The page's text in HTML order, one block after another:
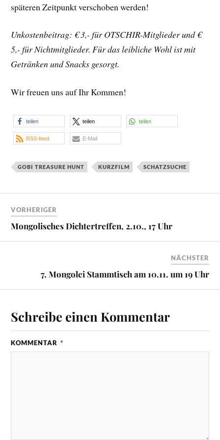
späteren Zeitpunkt verschoben werden!
Unkostenbeitrag: € 3,- für OTSCHIR-Mitglieder und €
5,- für Nichtmitglieder. Für das leibliche Wohl ist mit
Getränken und Snacks gesorgt.
Wir freuen uns auf Ihr Kommen!
teilen teilen teilen
RSS-feed E-Mail
GOBI TREASURE HUNT KURZFILM SCHATZSUCHE
VORHERIGER
Mongolisches Dichtertreffen, 2.10., 17 Uhr
NÄCHSTER
7. Mongolei Stammtisch am 10.11. um 19 Uhr
Schreibe einen Kommentar
KOMMENTAR *